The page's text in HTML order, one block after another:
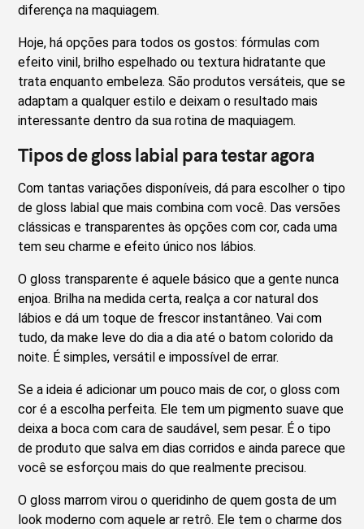
diferença na maquiagem.
Hoje, há opções para todos os gostos: fórmulas com
efeito vinil, brilho espelhado ou textura hidratante que
trata enquanto embeleza. São produtos versáteis, que se
adaptam a qualquer estilo e deixam o resultado mais
interessante dentro da sua rotina de maquiagem.
Tipos de gloss labial para testar agora
Com tantas variações disponíveis, dá para escolher o tipo
de gloss labial que mais combina com você. Das versões
clássicas e transparentes às opções com cor, cada uma
tem seu charme e efeito único nos lábios.
O gloss transparente é aquele básico que a gente nunca
enjoa. Brilha na medida certa, realça a cor natural dos
lábios e dá um toque de frescor instantâneo. Vai com
tudo, da make leve do dia a dia até o batom colorido da
noite. É simples, versátil e impossível de errar.
Se a ideia é adicionar um pouco mais de cor, o gloss com
cor é a escolha perfeita. Ele tem um pigmento suave que
deixa a boca com cara de saudável, sem pesar. É o tipo
de produto que salva em dias corridos e ainda parece que
você se esforçou mais do que realmente precisou.
O gloss marrom virou o queridinho de quem gosta de um
look moderno com aquele ar retrô. Ele tem o charme dos